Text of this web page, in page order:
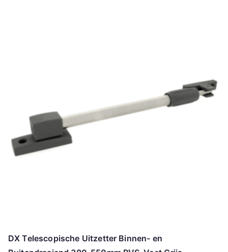
DX Telescopische Uitzetter Binnen- en